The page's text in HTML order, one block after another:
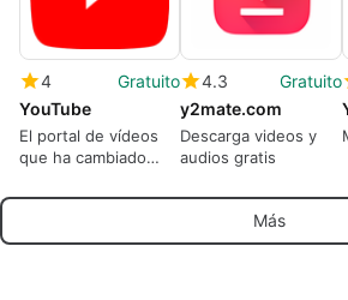
4
Gratuito
YouTube
El portal de vídeos
que ha cambiado
4.3
Gratuito
y2mate.com
Descarga videos y
audios gratis
Más